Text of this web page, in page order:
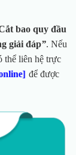
bao quy đầu
giải đáp”. Nếu
thể liên hệ trực
để được